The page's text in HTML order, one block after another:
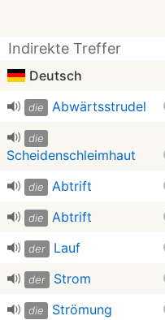
Indirekte Treffer
Deutsch
die Abwärtsstrudel
die
Scheidenschleimhaut
die Abtrift
die Abtrift
der Lauf
der Strom
die Strömung